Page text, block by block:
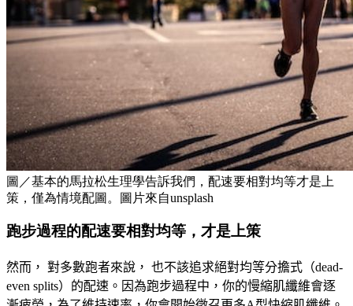
圖／基本的馬拉松生理學告訴我們，配速要相對均等才是上
策，僅為情境配圖。圖片來自unsplash
跑步過程的配速要相對均等，才是上策
然而， 對多數跑者來說， 也不該追求絕對均等分擔式（dead-
even splits）的配速。因為跑步過程中，你的慢縮肌纖維會逐